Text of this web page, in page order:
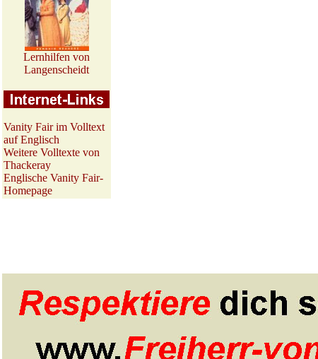
Lernhilfen von
Langenscheidt
Vanity Fair im Volltext
auf Englisch
Weitere Volltexte von
Thackeray
Englische Vanity Fair-
Homepage